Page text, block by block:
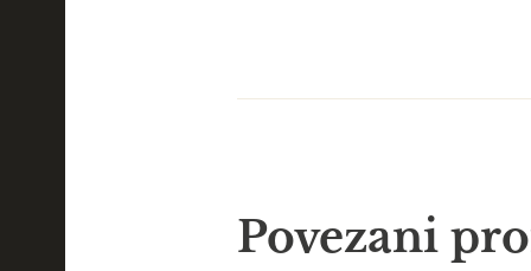
Povezani